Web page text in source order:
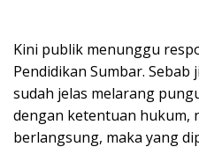
Kini publik menunggu
Pendidikan Sumbar.
sudah jelas melarang
dengan ketentuan hukum,
berlangsung, maka yang